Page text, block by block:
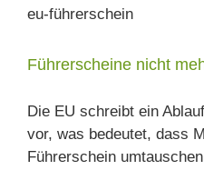
Führerscheine nicht
Die EU schreibt ein
vor, was bedeutet, dass
Führerschein